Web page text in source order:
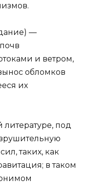
—
и ветром,
обломков
их
литературе, под
таких, как
в таком